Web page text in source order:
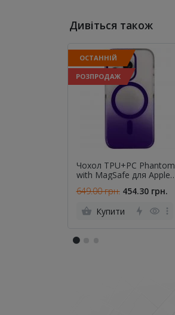
Дивіться також
ОСТАННІЙ
РОЗПРОДАЖ
Чохол TPU+PC Phantom
with MagSafe для Apple
649.00 грн. 454.30 грн.
Купити